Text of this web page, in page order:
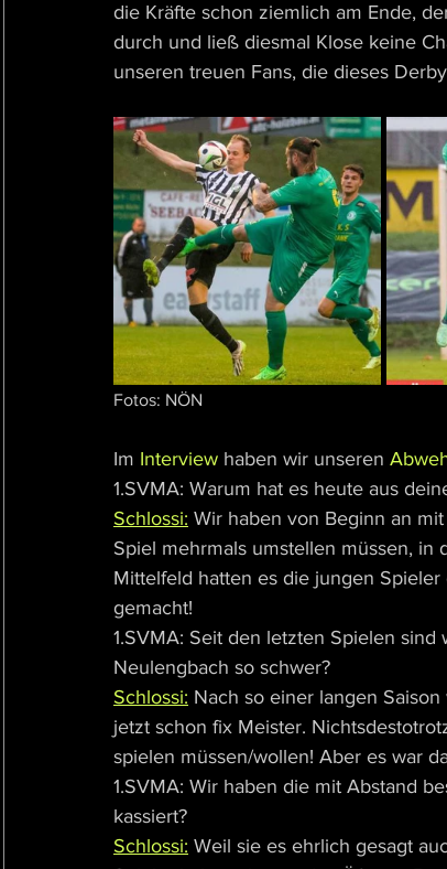
die Kräfte schon ziemlich am Ende,
durch und ließ diesmal Klose keine
unseren treuen Fans, die dieses
Fotos: NÖN
Im Interview haben wir unseren
1.SVMA: Warum hat es heute aus
Schlossi: Wir haben von Beginn an
Spiel mehrmals umstellen müssen, in
Mittelfeld hatten es die jungen
gemacht!
1.SVMA: Seit den letzten Spielen
Neulengbach so schwer?
Schlossi: Nach so einer langen
jetzt schon fix Meister.
spielen müssen/wollen! Aber es war
1.SVMA: Wir haben die mit Abstand
kassiert?
Schlossi: Weil sie es ehrlich gesagt